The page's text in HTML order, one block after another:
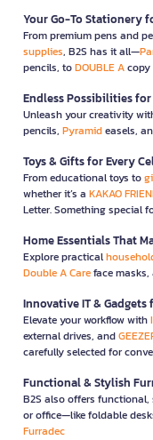
Your Go-To Stationery
From premium pens and
supplies, B2S has it all—
pencils, toDOUBLE Acopy
Endless Possibilities for
Unleash your creativity
pencils, Pyramideasels,
Toys & Gifts for Every
From educational toys to
whether it’s a KAKAO
Letter. Something special
Home Essentials That
Explore practical
Double A Careface
Innovative IT &
Elevate your workflow with
external drives, and
carefully selected for
Functional & Stylish
B2S also offers
or office—like foldable
Furradec